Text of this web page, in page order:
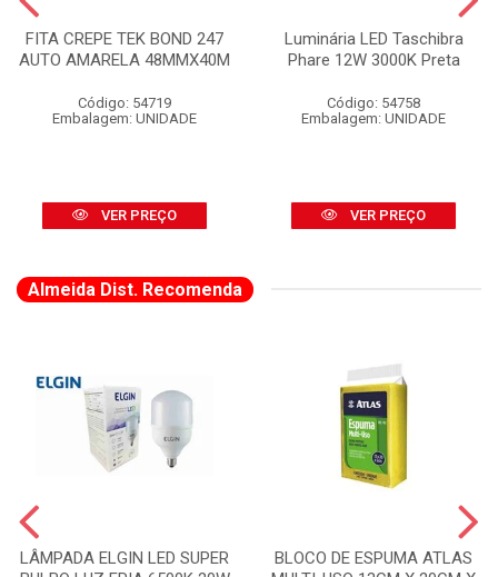
FITA CREPE TEK BOND 247
AUTO AMARELA 48MMX40M
Código: 54719
Embalagem: UNIDADE
VER PREÇO
Luminária LED Taschibra
Phare 12W 3000K Preta
Código: 54758
Embalagem: UNIDADE
VER PREÇO
Almeida Dist. Recomenda
LÂMPADA ELGIN LED SUPER
BLOCO DE ESPUMA ATLAS